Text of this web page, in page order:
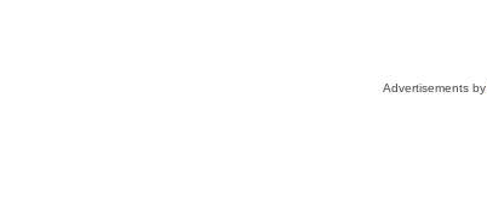
Advertisements by